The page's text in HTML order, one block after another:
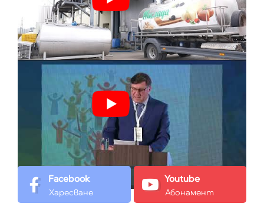
Facebook
Харесване
Youtube
Абонамент